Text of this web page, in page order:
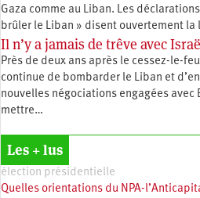
Gaza comme au Liban. Les
brûler le Liban » disent ouvertement la
Il n’y a jamais de trêve avec
Près de deux ans après le cessez-le-
continue de bombarder le Liban et
nouvelles négociations engagées avec
mettre…
Les + lus
élection présidentielle
Quelles orientations du NPA-